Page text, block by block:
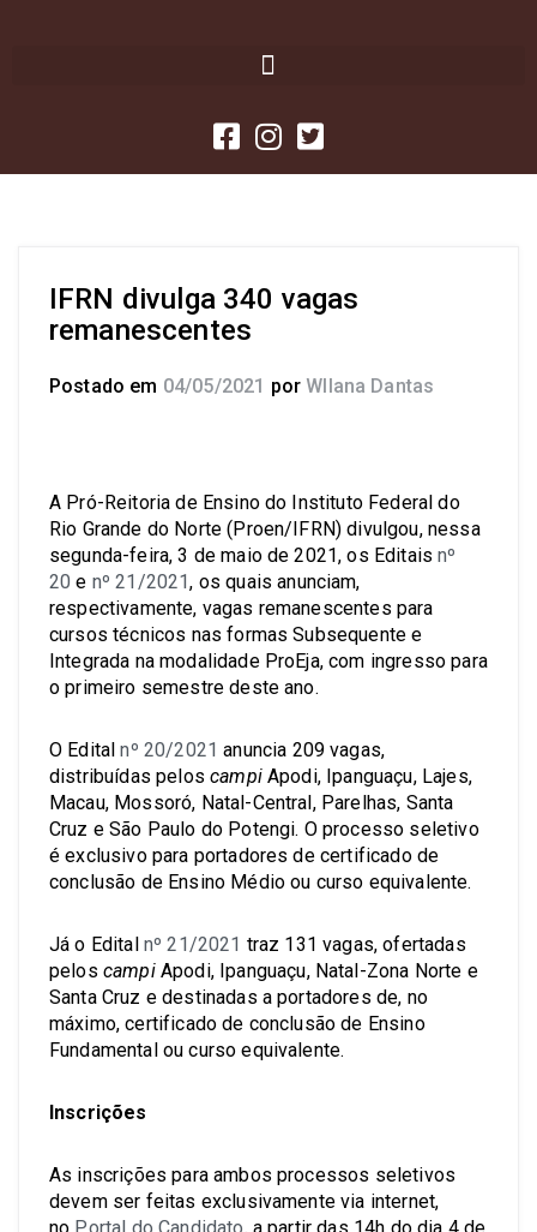
IFRN divulga 340 vagas
remanescentes
Postado em 04/05/2021 por Wllana Dantas
A Pró-Reitoria de Ensino do Instituto Federal do
Rio Grande do Norte (Proen/IFRN) divulgou, nessa
segunda-feira, 3 de maio de 2021, os Editaisnº
20 e nº 21/2021, os quais anunciam,
respectivamente, vagas remanescentes para
cursos técnicos nas formas Subsequente e
Integrada na modalidade ProEja, com ingresso para
o primeiro semestre deste ano.
O Editalnº 20/2021 anuncia 209 vagas,
distribuídas peloscampiApodi, Ipanguaçu, Lajes,
Macau, Mossoró, Natal-Central, Parelhas, Santa
Cruz e São Paulo do Potengi. O processo seletivo
é exclusivo para portadores de certificado de
conclusão de Ensino Médio ou curso equivalente.
Já o Edital nº 21/2021 traz 131 vagas, ofertadas
pelos campiApodi, Ipanguaçu, Natal-Zona Norte e
Santa Cruz e destinadas a portadores de, no
máximo, certificado de conclusão de Ensino
Fundamental ou curso equivalente.
Inscrições
As inscrições para ambos processos seletivos
devem ser feitas exclusivamente via internet,